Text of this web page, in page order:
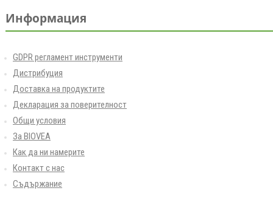
Информация
GDPR регламент инструменти
Дистрибуция
Доставка на продуктите
Декларация за поверителност
Общи условия
За BIOVEA
Как да ни намерите
Контакт с нас
Съдържание